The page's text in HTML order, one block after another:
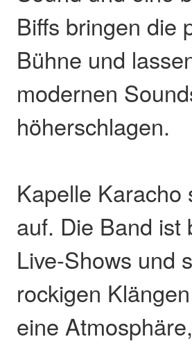
Biffs bringen die
Bühne und
modernen
höherschlagen.
Kapelle
auf. Die Band ist
Live-Shows und
rockigen
eine